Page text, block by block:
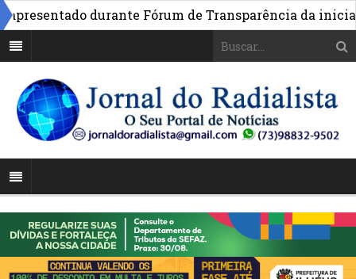
durante Fórum de Transparência da